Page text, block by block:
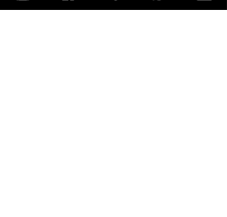
ארוחת ערב ולינה בסלמנקה.